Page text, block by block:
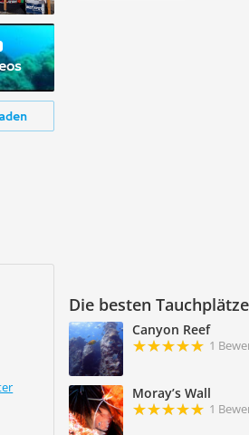
Die besten Tauchplätze
Canyon Reef
1
Moray’s Wall
1